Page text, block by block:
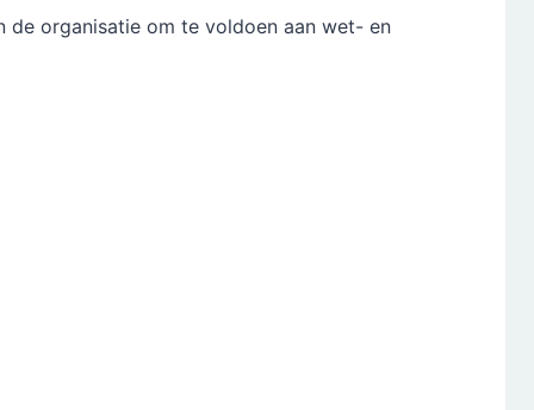
de organisatie om te voldoen aan wet- en